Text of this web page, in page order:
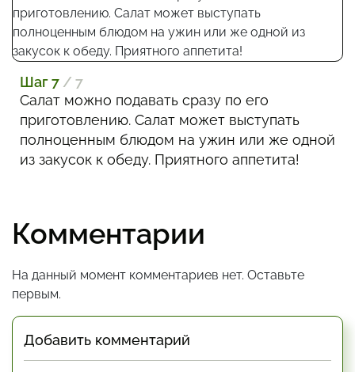
Шаг 7 / 7
Салат можно подавать сразу по его
приготовлению. Салат может выступать
полноценным блюдом на ужин или же одной
из закусок к обеду. Приятного аппетита!
Комментарии
На данный момент комментариев нет. Оставьте
первым.
Добавить комментарий